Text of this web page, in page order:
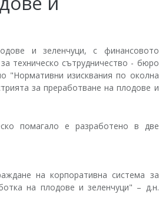
и зеленчуци, с финансовото
техническо сътрудничество - бюро
"Нормативни изисквания по околна
за преработване на плодове и
помагало е разработено в две
на корпоративна система за
на плодове и зеленчуци" – д.н.